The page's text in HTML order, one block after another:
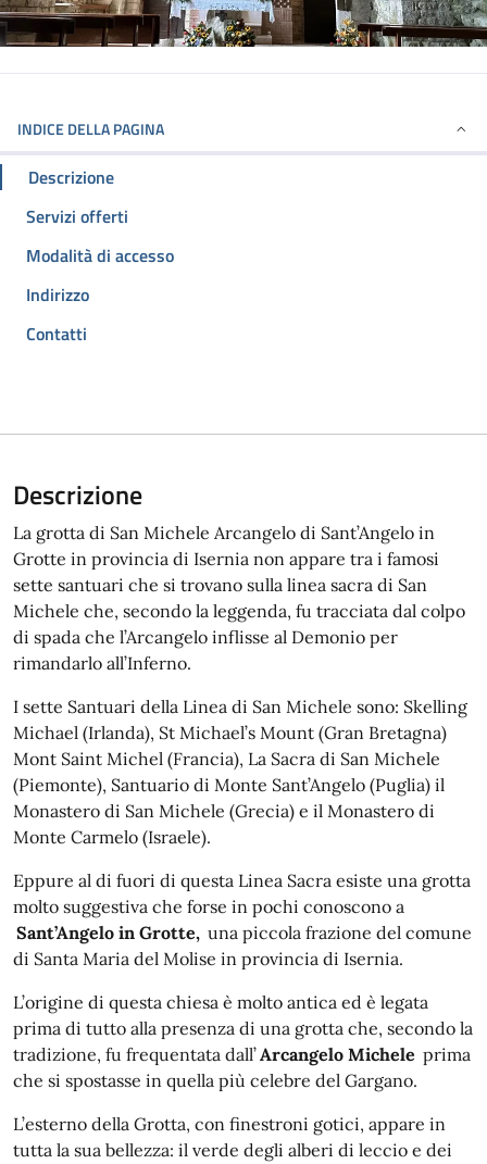
INDICE DELLA PAGINA
Descrizione
Servizi offerti
Modalità di accesso
Indirizzo
Contatti
Descrizione
La grotta di San Michele Arcangelo di Sant’Angelo in
Grotte in provincia di Isernia non appare tra i famosi
sette santuari che si trovano sulla linea sacra di San
Michele che, secondo la leggenda, fu tracciata dal colpo
di spada che l’Arcangelo inflisse al Demonio per
rimandarlo all’Inferno.
I sette Santuari della Linea di San Michele sono: Skelling
Michael (Irlanda), St Michael’s Mount (Gran Bretagna)
Mont Saint Michel (Francia), La Sacra di San Michele
(Piemonte), Santuario di Monte Sant’Angelo (Puglia) il
Monastero di San Michele (Grecia) e il Monastero di
Monte Carmelo (Israele).
Eppure al di fuori di questa Linea Sacra esiste una grotta
molto suggestiva che forse in pochi conoscono a
Sant’Angelo in Grotte, una piccola frazione del comune
di Santa Maria del Molise in provincia di Isernia.
L’origine di questa chiesa è molto antica ed è legata
prima di tutto alla presenza di una grotta che, secondo la
tradizione, fu frequentata dall’Arcangelo Michele prima
che si spostasse in quella più celebre del Gargano.
L’esterno della Grotta, con finestroni gotici, appare in
tutta la sua bellezza: il verde degli alberi di leccio e dei